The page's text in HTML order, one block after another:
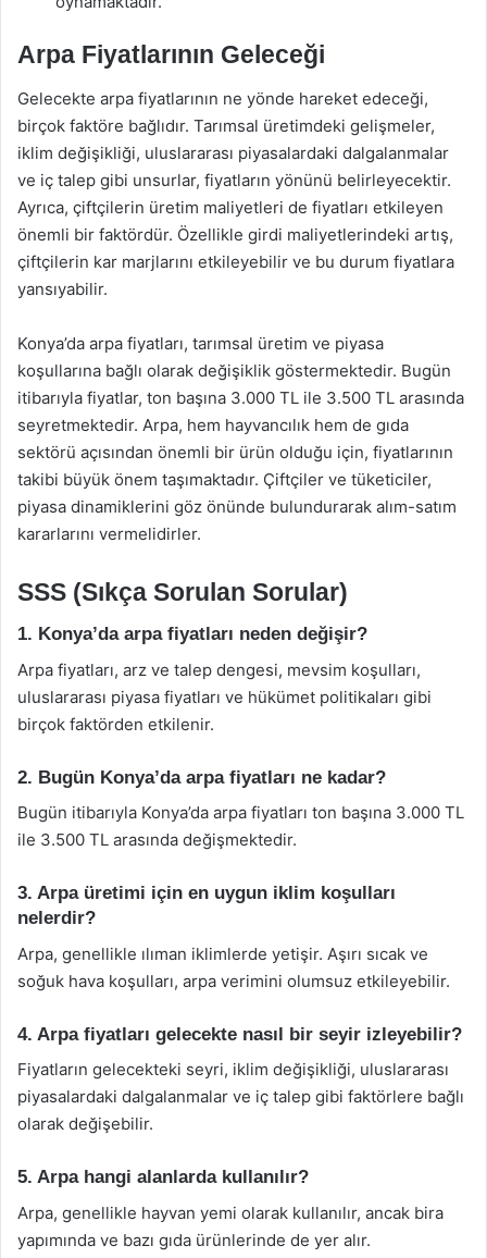
Arpa Fiyatlarının Geleceği
Gelecekte arpa fiyatlarının ne yönde hareket edeceği,
birçok faktöre bağlıdır. Tarımsal üretimdeki gelişmeler,
iklim değişikliği, uluslararası piyasalardaki dalgalanmalar
ve iç talep gibi unsurlar, fiyatların yönünü belirleyecektir.
Ayrıca, çiftçilerin üretim maliyetleri de fiyatları etkileyen
önemli bir faktördür. Özellikle girdi maliyetlerindeki artış,
çiftçilerin kar marjlarını etkileyebilir ve bu durum fiyatlara
yansıyabilir.
Konya’da arpa fiyatları, tarımsal üretim ve piyasa
koşullarına bağlı olarak değişiklik göstermektedir. Bugün
itibarıyla fiyatlar, ton başına 3.000 TL ile 3.500 TL arasında
seyretmektedir. Arpa, hem hayvancılık hem de gıda
sektörü açısından önemli bir ürün olduğu için, fiyatlarının
takibi büyük önem taşımaktadır. Çiftçiler ve tüketiciler,
piyasa dinamiklerini göz önünde bulundurarak alım-satım
kararlarını vermelidirler.
SSS (Sıkça Sorulan Sorular)
1. Konya’da arpa fiyatları neden değişir?
Arpa fiyatları, arz ve talep dengesi, mevsim koşulları,
uluslararası piyasa fiyatları ve hükümet politikaları gibi
birçok faktörden etkilenir.
2. Bugün Konya’da arpa fiyatları ne kadar?
Bugün itibarıyla Konya’da arpa fiyatları ton başına 3.000 TL
ile 3.500 TL arasında değişmektedir.
3. Arpa üretimi için en uygun iklim koşulları
nelerdir?
Arpa, genellikle ılıman iklimlerde yetişir. Aşırı sıcak ve
soğuk hava koşulları, arpa verimini olumsuz etkileyebilir.
4. Arpa fiyatları gelecekte nasıl bir seyir izleyebilir?
Fiyatların gelecekteki seyri, iklim değişikliği, uluslararası
piyasalardaki dalgalanmalar ve iç talep gibi faktörlere bağlı
olarak değişebilir.
5. Arpa hangi alanlarda kullanılır?
Arpa, genellikle hayvan yemi olarak kullanılır, ancak bira
yapımında ve bazı gıda ürünlerinde de yer alır.